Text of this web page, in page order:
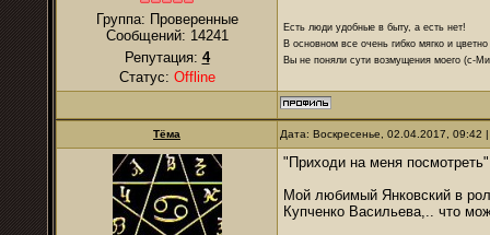
Группа: Проверенные
Сообщений: 14241
Репутация: 4
Статус: Offline
Есть люди удобные в быту, а есть нет!
В основном все очень гибко мягко и цветно
Вы не поняли сути возмущения моего (с-
Тёма Дата: Воскресенье, 02.04.2017,
"Приходи на меня посмотреть"
Мой любимый Янковский в
Купченко Васильева,.. что